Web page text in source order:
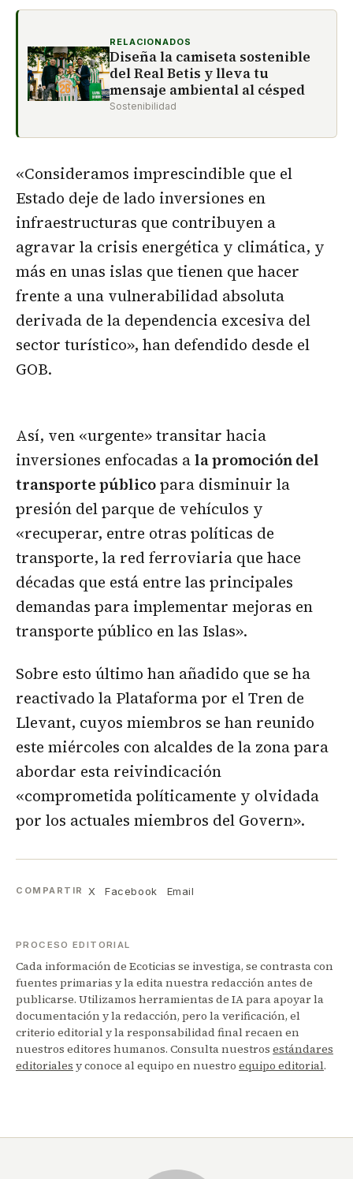
RELACIONADOS
Diseña la camiseta sostenible
del Real Betis y lleva tu
mensaje ambiental al césped
Sostenibilidad
«Consideramos imprescindible que el
Estado deje de lado inversiones en
infraestructuras que contribuyen a
agravar la crisis energética y climática, y
más en unas islas que tienen que hacer
frente a una vulnerabilidad absoluta
derivada de la dependencia excesiva del
sector turístico», han defendido desde el
GOB.
Así, ven «urgente» transitar hacia
inversiones enfocadas ala promoción del
transporte públicopara disminuir la
presión del parque de vehículos y
«recuperar, entre otras políticas de
transporte, la red ferroviaria que hace
décadas que está entre las principales
demandas para implementar mejoras en
transporte público en las Islas».
Sobre esto último han añadido que se ha
reactivado la Plataforma por el Tren de
Llevant, cuyos miembros se han reunido
este miércoles con alcaldes de la zona para
abordar esta reivindicación
«comprometida políticamente y olvidada
por los actuales miembros del Govern».
COMPARTIR X Facebook Email
PROCESO EDITORIAL
Cada información de Ecoticias se investiga, se contrasta con
fuentes primarias y la edita nuestra redacción antes de
publicarse. Utilizamos herramientas de IA para apoyar la
documentación y la redacción, pero la verificación, el
criterio editorial y la responsabilidad final recaen en
nuestros editores humanos. Consulta nuestros estándares
editoriales y conoce al equipo en nuestro equipo editorial.